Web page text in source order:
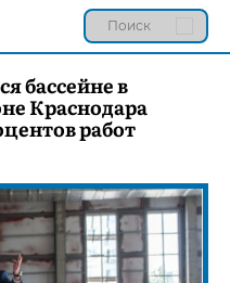
бассейне в
Краснодара
работ